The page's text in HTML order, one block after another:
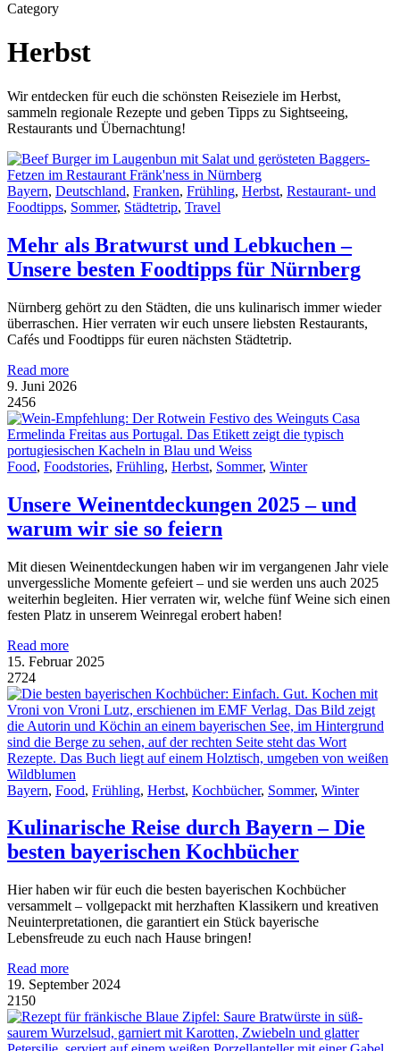
Category
Herbst
Wir entdecken für euch die schönsten Reiseziele im Herbst,
sammeln regionale Rezepte und geben Tipps zu Sightseeing,
Restaurants und Übernachtung!
Bayern, Deutschland, Franken, Frühling, Herbst, Restaurant- und
Foodtipps, Sommer, Städtetrip, Travel
Mehr als Bratwurst und Lebkuchen –
Unsere besten Foodtipps für Nürnberg
Nürnberg gehört zu den Städten, die uns kulinarisch immer wieder
überraschen. Hier verraten wir euch unsere liebsten Restaurants,
Cafés und Foodtipps für euren nächsten Städtetrip.
Read more
9. Juni 2026
2456
Food, Foodstories, Frühling, Herbst, Sommer, Winter
Unsere Weinentdeckungen 2025 – und
warum wir sie so feiern
Mit diesen Weinentdeckungen haben wir im vergangenen Jahr viele
unvergessliche Momente gefeiert – und sie werden uns auch 2025
weiterhin begleiten. Hier verraten wir, welche fünf Weine sich einen
festen Platz in unserem Weinregal erobert haben!
Read more
15. Februar 2025
2724
Bayern, Food, Frühling, Herbst, Kochbücher, Sommer, Winter
Kulinarische Reise durch Bayern – Die
besten bayerischen Kochbücher
Hier haben wir für euch die besten bayerischen Kochbücher
versammelt – vollgepackt mit herzhaften Klassikern und kreativen
Neuinterpretationen, die garantiert ein Stück bayerische
Lebensfreude zu euch nach Hause bringen!
Read more
19. September 2024
2150